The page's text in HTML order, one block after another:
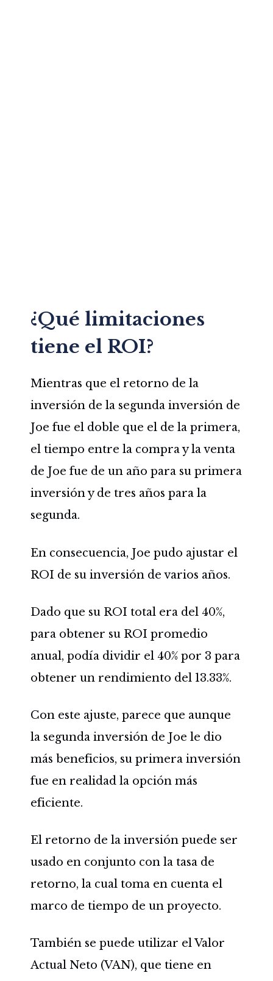
¿Qué limitaciones
tiene el ROI?
Mientras que el retorno de la
inversión de la segunda inversión de
Joe fue el doble que el de la primera,
el tiempo entre la compra y la venta
de Joe fue de un año para su primera
inversión y de tres años para la
segunda.
En consecuencia, Joe pudo ajustar el
ROI de su inversión de varios años.
Dado que su ROI total era del 40%,
para obtener su ROI promedio
anual, podía dividir el 40% por 3 para
obtener un rendimiento del 13.33%.
Con este ajuste, parece que aunque
la segunda inversión de Joe le dio
más beneficios, su primera inversión
fue en realidad la opción más
eficiente.
El retorno de la inversión puede ser
usado en conjunto con la tasa de
retorno, la cual toma en cuenta el
marco de tiempo de un proyecto.
También se puede utilizar el Valor
Actual Neto (VAN), que tiene en